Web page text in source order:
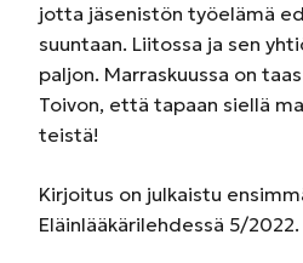
jotta jäsenistön työelämä
suuntaan. Liitossa ja sen
paljon. Marraskuussa on
Toivon, että tapaan siellä
teistä!
Kirjoitus on julkaistu
Eläinlääkärilehdessä 5/2022.